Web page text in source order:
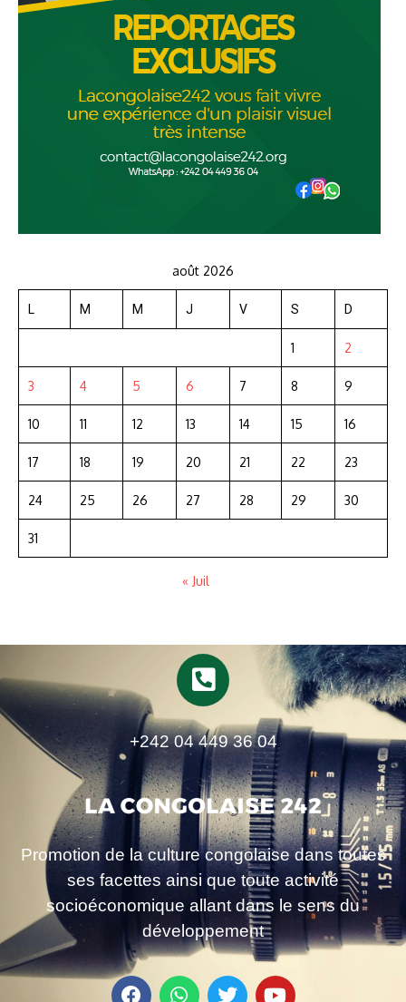
août 2026
L M M J V S D
1 2
3 4 5 6 7 8 9
10 11 12 13 14 15 16
17 18 19 20 21 22 23
24 25 26 27 28 29 30
31
« Juil
+242 04 449 36 04
Promotion de la culture congolaise dans toutes
ses facettes ainsi que toute activité
socioéconomique allant dans le sens du
développement